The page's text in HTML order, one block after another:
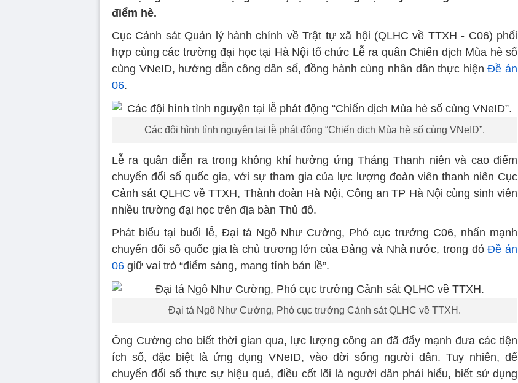
điểm hè.
Cục Cảnh sát Quản lý hành chính về Trật tự xã hội (QLHC về TTXH - C06) phối
hợp cùng các trường đại học tại Hà Nội tổ chức Lễ ra quân Chiến dịch Mùa hè số
cùng VNeID, hướng dẫn công dân số, đồng hành cùng nhân dân thực hiệnĐề án
06.
Các đội hình tình nguyện tại lễ phát động “Chiến dịch Mùa hè số cùng VNeID”.
Lễ ra quân diễn ra trong không khí hưởng ứng Tháng Thanh niên và cao điểm
chuyển đổi số quốc gia, với sự tham gia của lực lượng đoàn viên thanh niên Cục
Cảnh sát QLHC về TTXH, Thành đoàn Hà Nội, Công an TP Hà Nội cùng sinh viên
nhiều trường đại học trên địa bàn Thủ đô.
Phát biểu tại buổi lễ, Đại tá Ngô Như Cường, Phó cục trưởng C06, nhấn mạnh
chuyển đổi số quốc gia là chủ trương lớn của Đảng và Nhà nước, trong đóĐề án
06 giữ vai trò “điểm sáng, mang tính bản lề”.
Đại tá Ngô Như Cường, Phó cục trưởng Cảnh sát QLHC về TTXH.
Ông Cường cho biết thời gian qua, lực lượng công an đã đẩy mạnh đưa các tiện
ích số, đặc biệt là ứng dụng VNeID, vào đời sống người dân. Tuy nhiên, để
chuyển đổi số thực sự hiệu quả, điều cốt lõi là người dân phải hiểu, biết sử dụng